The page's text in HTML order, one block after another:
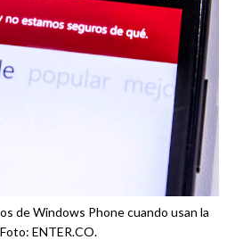
de Windows Phone cuando usan la
ENTER.CO.